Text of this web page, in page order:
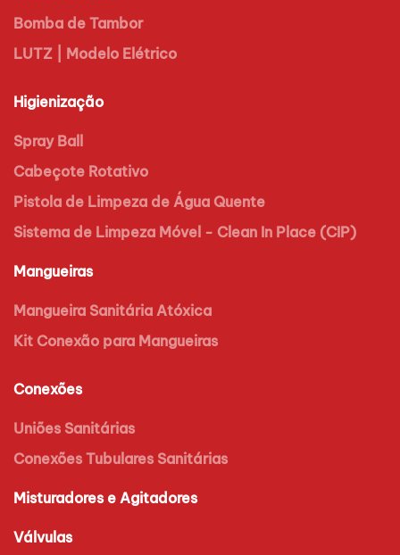
Bomba de Tambor
LUTZ | Modelo Elétrico
Higienização
Spray Ball
Cabeçote Rotativo
Pistola de Limpeza de Água Quente
Sistema de Limpeza Móvel - Clean In Place (CIP)
Mangueiras
Mangueira Sanitária Atóxica
Kit Conexão para Mangueiras
Conexões
Uniões Sanitárias
Conexões Tubulares Sanitárias
Misturadores e Agitadores
Válvulas